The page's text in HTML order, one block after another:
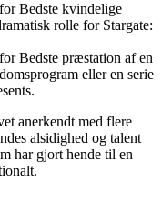
Bedste kvindelige
rolle for Stargate:
Bedste præstation af en
eller en serie
anerkendt med flere
alsidighed og talent
har gjort hende til en